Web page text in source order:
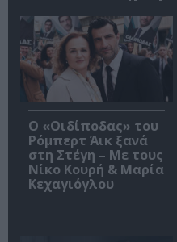
O «Οιδίποδας» του
Ρόμπερτ Άικ ξανά
στη Στέγη – Με τους
Νίκο Κουρή & Μαρία
Κεχαγιόγλου